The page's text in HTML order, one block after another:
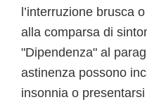
l’interruzione brusca
alla comparsa di
"Dipendenza" al
astinenza possono
insonnia o